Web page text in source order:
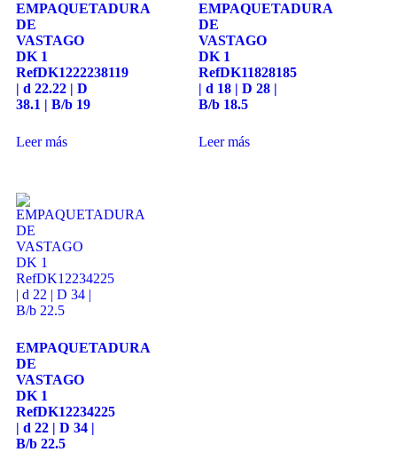
EMPAQUETADURA
DE
VASTAGO
DK 1
RefDK1222238119
| d 22.22 | D
38.1 | B/b 19
Leer más
EMPAQUETADURA
DE
VASTAGO
DK 1
RefDK11828185
| d 18 | D 28 |
B/b 18.5
Leer más
EMPAQUETADURA
DE
VASTAGO
DK 1
RefDK12234225
| d 22 | D 34 |
B/b 22.5